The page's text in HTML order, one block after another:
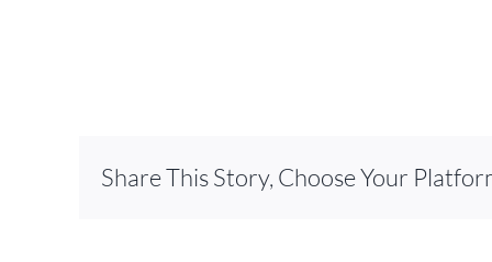
Share This Story, Choose Your